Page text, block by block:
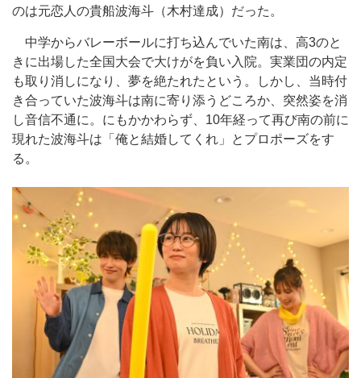
のは元恋人の貴船波海斗（木村達成）だった。
中学からバレーボールに打ち込んでいた南は、高3のと
きに出場した全国大会で大けがを負い入院。実業団の内定
も取り消しになり、夢を絶たれたという。しかし、当時付
き合っていた波海斗は南に寄り添うどころか、突然姿を消
し音信不通に。にもかかわらず、10年経って再び南の前に
現れた波海斗は「俺と結婚してくれ」とプロポーズをす
る。